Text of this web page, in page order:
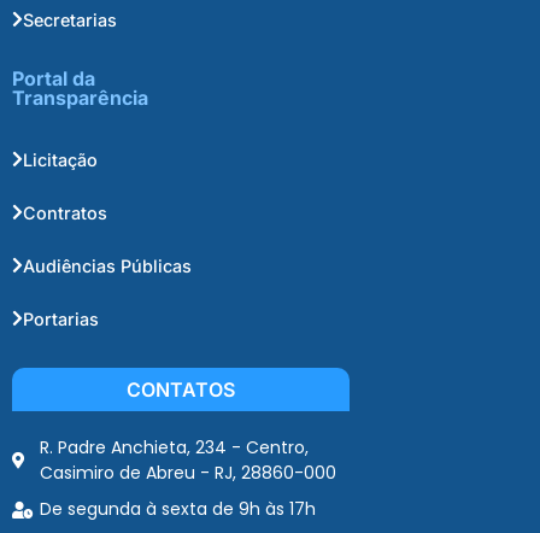
Secretarias
Portal da
Transparência
Licitação
Contratos
Audiências Públicas
Portarias
CONTATOS
R. Padre Anchieta, 234 - Centro,
Casimiro de Abreu - RJ, 28860-000
De segunda à sexta de 9h às 17h